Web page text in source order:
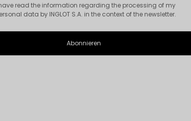
read the information regarding the processing of my
data by INGLOT S.A. in the context of the newsletter.